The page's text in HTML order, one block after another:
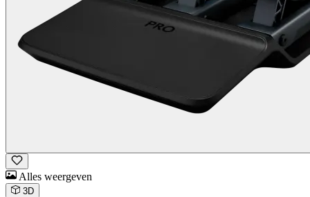
Alles weergeven
3D